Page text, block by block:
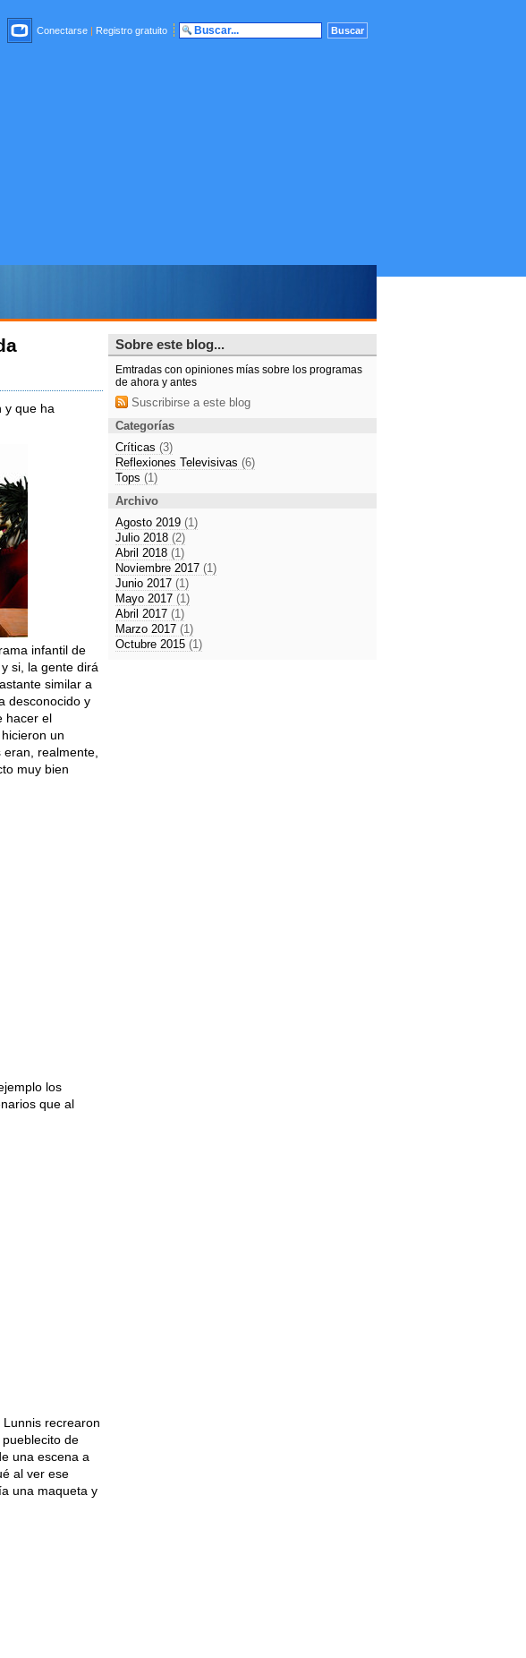
Conectarse | Registro gratuito
y que ha
infantil de
si, la gente dirá
similar a
desconocido y
hacer el
un
realmente,
muy bien
los
que al
recrearon
de
una escena a
al ver ese
una maqueta y
Sobre este blog...
Emtradas con opiniones mías sobre los programas
de ahora y antes
Suscribirse a este blog
Categorías
Críticas (3)
Reflexiones Televisivas (6)
Tops (1)
Archivo
Agosto 2019 (1)
Julio 2018 (2)
Abril 2018 (1)
Noviembre 2017 (1)
Junio 2017 (1)
Mayo 2017 (1)
Abril 2017 (1)
Marzo 2017 (1)
Octubre 2015 (1)